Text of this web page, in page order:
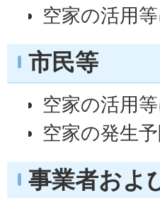
空家の活用
市民等
空家の活用
空家の発生
事業者およ